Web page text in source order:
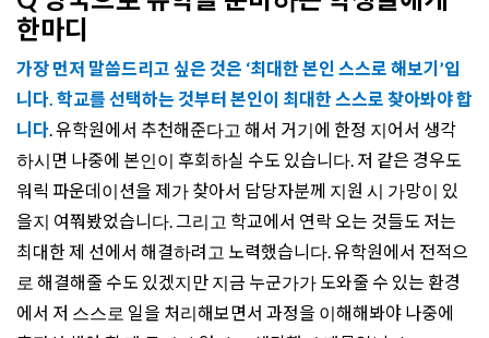
한마디
가장 먼저 말씀드리고 싶은 것은 ‘최대한 본인 스스로 해보기’입
니다. 학교를 선택하는 것부터 본인이 최대한 스스로 찾아봐야 합
니다. 유학원에서 추천해준다고 해서 거기에 한정 지어서 생각
하시면 나중에 본인이 후회하실 수도 있습니다. 저 같은 경우도
워릭 파운데이션을 제가 찾아서 담당자분께 지원 시 가망이 있
을지 여쭤봤었습니다. 그리고 학교에서 연락 오는 것들도 저는
최대한 제 선에서 해결하려고 노력했습니다. 유학원에서 전적으
로 해결해줄 수도 있겠지만 지금 누군가가 도와줄 수 있는 환경
에서 저 스스로 일을 처리해보면서 과정을 이해해봐야 나중에